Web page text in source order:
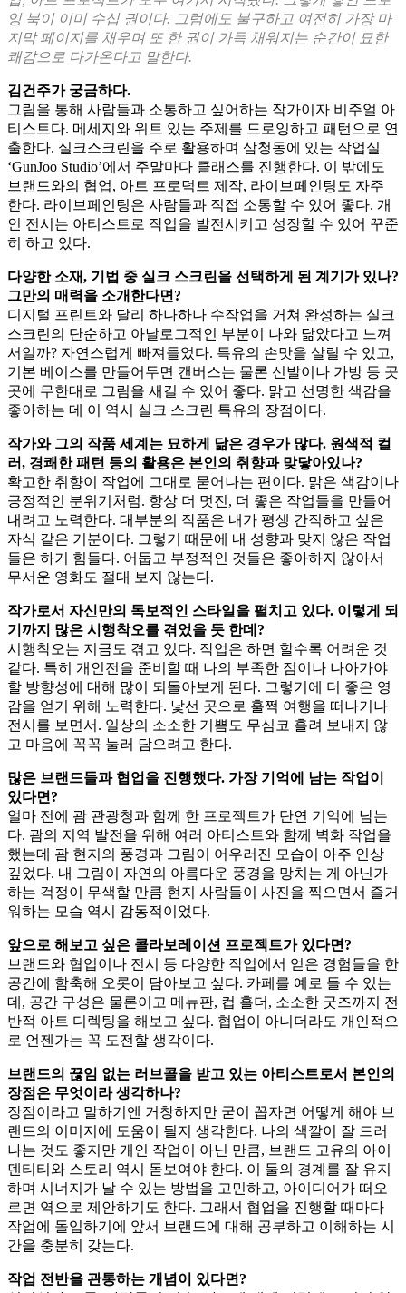
잉 북이 이미 수십 권이다. 그럼에도 불구하고 여전히 가장 마
지막 페이지를 채우며 또 한 권이 가득 채워지는 순간이 묘한
쾌감으로 다가온다고 말한다.
김건주가 궁금하다.
그림을 통해 사람들과 소통하고 싶어하는 작가이자 비주얼 아
티스트다. 메세지와 위트 있는 주제를 드로잉하고 패턴으로 연
출한다. 실크스크린을 주로 활용하며 삼청동에 있는 작업실
‘GunJoo Studio’에서 주말마다 클래스를 진행한다. 이 밖에도
브랜드와의 협업, 아트 프로덕트 제작, 라이브페인팅도 자주
한다. 라이브페인팅은 사람들과 직접 소통할 수 있어 좋다. 개
인 전시는 아티스트로 작업을 발전시키고 성장할 수 있어 꾸준
히 하고 있다.
다양한 소재, 기법 중 실크 스크린을 선택하게 된 계기가 있나?
그만의 매력을 소개한다면?
디지털 프린트와 달리 하나하나 수작업을 거쳐 완성하는 실크
스크린의 단순하고 아날로그적인 부분이 나와 닮았다고 느껴
서일까? 자연스럽게 빠져들었다. 특유의 손맛을 살릴 수 있고,
기본 베이스를 만들어두면 캔버스는 물론 신발이나 가방 등 곳
곳에 무한대로 그림을 새길 수 있어 좋다. 맑고 선명한 색감을
좋아하는 데 이 역시 실크 스크린 특유의 장점이다.
작가와 그의 작품 세계는 묘하게 닮은 경우가 많다. 원색적 컬
러, 경쾌한패턴 등의 활용은 본인의 취향과 맞닿아있나?
확고한 취향이 작업에 그대로 묻어나는 편이다. 맑은 색감이나
긍정적인 분위기처럼. 항상 더 멋진, 더 좋은 작업들을 만들어
내려고 노력한다. 대부분의 작품은 내가 평생 간직하고 싶은
자식 같은 기분이다. 그렇기 때문에 내 성향과 맞지 않은 작업
들은 하기 힘들다. 어둡고 부정적인 것들은 좋아하지 않아서
무서운 영화도 절대 보지 않는다.
작가로서 자신만의 독보적인 스타일을 펼치고 있다. 이렇게 되
기까지 많은 시행착오를 겪었을 듯 한데?
시행착오는 지금도 겪고 있다. 작업은 하면 할수록 어려운 것
같다. 특히 개인전을 준비할 때 나의 부족한 점이나 나아가야
할 방향성에 대해 많이 되돌아보게 된다. 그렇기에 더 좋은 영
감을 얻기 위해 노력한다. 낯선 곳으로 훌쩍 여행을 떠나거나
전시를 보면서. 일상의 소소한 기쁨도 무심코 흘려 보내지 않
고 마음에 꼭꼭 눌러 담으려고 한다.
많은 브랜드들과 협업을 진행했다. 가장 기억에 남는 작업이
있다면?
얼마 전에 괌 관광청과 함께 한 프로젝트가 단연 기억에 남는
다. 괌의 지역 발전을 위해 여러 아티스트와 함께 벽화 작업을
했는데 괌 현지의 풍경과 그림이 어우러진 모습이 아주 인상
깊었다. 내 그림이 자연의 아름다운 풍경을 망치는 게 아닌가
하는 걱정이 무색할 만큼 현지 사람들이 사진을 찍으면서 즐거
워하는 모습 역시 감동적이었다.
앞으로 해보고 싶은 콜라보레이션 프로젝트가 있다면?
브랜드와 협업이나 전시 등 다양한 작업에서 얻은 경험들을 한
공간에 함축해 오롯이 담아보고 싶다. 카페를 예로 들 수 있는
데, 공간 구성은 물론이고 메뉴판, 컵 홀더, 소소한 굿즈까지 전
반적 아트 디렉팅을 해보고 싶다. 협업이 아니더라도 개인적으
로 언젠가는 꼭 도전할 생각이다.
브랜드의 끊임 없는 러브콜을 받고 있는 아티스트로서 본인의
장점은 무엇이라생각하나?
장점이라고 말하기엔 거창하지만 굳이 꼽자면 어떻게 해야 브
랜드의 이미지에 도움이 될지 생각한다. 나의 색깔이 잘 드러
나는 것도 좋지만 개인 작업이 아닌 만큼, 브랜드 고유의 아이
덴티티와 스토리 역시 돋보여야 한다. 이 둘의 경계를 잘 유지
하며 시너지가 날 수 있는 방법을 고민하고, 아이디어가 떠오
르면 역으로 제안하기도 한다. 그래서 협업을 진행할 때마다
작업에 돌입하기에 앞서 브랜드에 대해 공부하고 이해하는 시
간을 충분히 갖는다.
작업 전반을 관통하는 개념이 있다면?